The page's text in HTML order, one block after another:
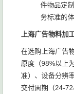
件物品定
务标准的体
上海广告物料加
在选购上海广告
原度（98%以上
准）、设备分辨
交付周期（24-